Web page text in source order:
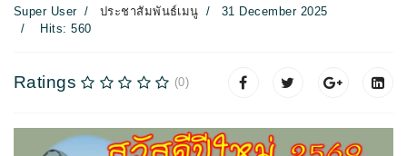
Super User ประชาสัมพันธ์เมนู
31 December 2025
Hits: 560
Ratings (0)